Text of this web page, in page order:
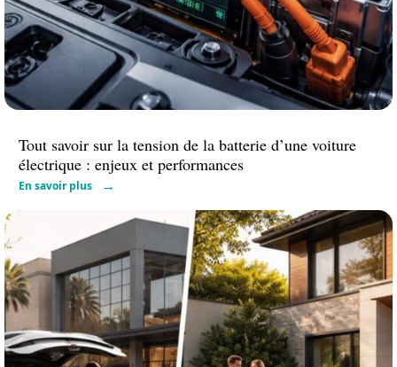
Tout savoir sur la tension de la batterie d’une voiture
électrique : enjeux et performances
En savoir plus